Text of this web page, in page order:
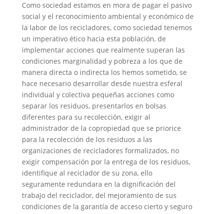
Como sociedad estamos en mora de pagar el pasivo
social y el reconocimiento ambiental y económico de
la labor de los recicladores, como sociedad tenemos
un imperativo ético hacia esta población, de
implementar acciones que realmente superan las
condiciones marginalidad y pobreza a los que de
manera directa o indirecta los hemos sometido, se
hace necesario desarrollar desde nuestra esferal
individual y colectiva pequeñas acciones como
separar los residuos, presentarlos en bolsas
diferentes para su recolección, exigir al
administrador de la copropiedad que se priorice
para la recolección de los residuos a las
organizaciones de recicladores formalizados, no
exigir compensación por la entrega de los residuos,
identifique al reciclador de su zona, ello
seguramente redundara en la dignificación del
trabajo del reciclador, del mejoramiento de sus
condiciones de la garantía de acceso cierto y seguro